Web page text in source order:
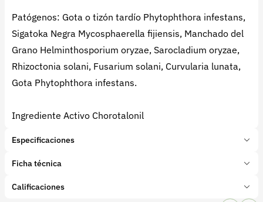
Patógenos: Gota o tizón tardío Phytophthora infestans,
Sigatoka Negra Mycosphaerella fijiensis, Manchado del
Grano Helminthosporium oryzae, Sarocladium oryzae,
Rhizoctonia solani, Fusarium solani, Curvularia lunata,
Gota Phytophthora infestans.
Ingrediente Activo Chorotalonil
Especificaciones
Marca: Rotam
Tipo de producto:
Ficha técnica
Calificaciones